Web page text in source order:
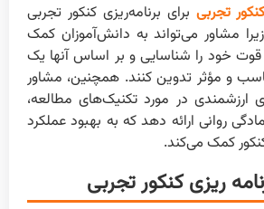
تجربی برای برنامه‌ریزی کنکور تجربی
مشاور می‌تواند به دانش‌آموزان کمک
خود را شناسایی و بر اساس آنها یک
و مؤثر تدوین کنند. همچنین، مشاور
ارزشمندی در مورد تکنیک‌های مطالعه،
روانی ارائه دهد که به بهبود عملکرد
کمک می‌کند.
ریزی کنکور تجربی